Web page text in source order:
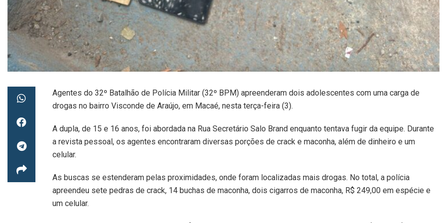
Agentes do 32º Batalhão de Polícia Militar (32º BPM) apreenderam dois adolescentes com uma carga de
drogas no bairro Visconde de Araújo, em Macaé, nesta terça-feira (3).
A dupla, de 15 e 16 anos, foi abordada na Rua Secretário Salo Brand enquanto tentava fugir da equipe. Durante
a revista pessoal, os agentes encontraram diversas porções de crack e maconha, além de dinheiro e um
celular.
As buscas se estenderam pelas proximidades, onde foram localizadas mais drogas. No total, a polícia
apreendeu sete pedras de crack, 14 buchas de maconha, dois cigarros de maconha, R$ 249,00 em espécie e
um celular.